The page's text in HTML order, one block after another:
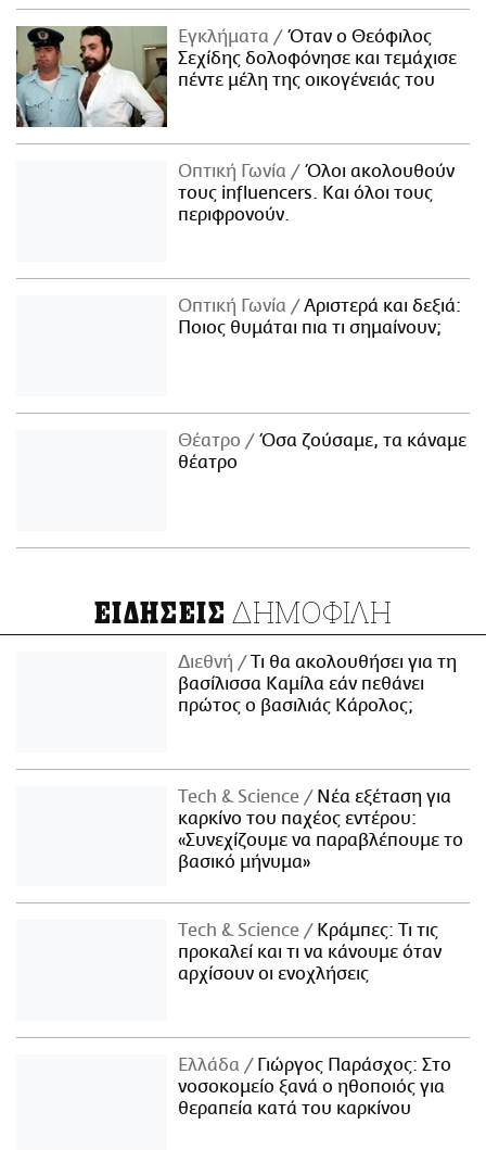
Εγκλήματα
Όταν ο Θεόφιλος
Σεχίδης δολοφόνησε και τεμάχισε
πέντε μέλη της οικογένειάς του
Οπτική Γωνία
Όλοι ακολουθούν
τους influencers. Και όλοι τους
περιφρονούν.
Οπτική Γωνία
Αριστερά και δεξιά:
Ποιος θυμάται πια τι σημαίνουν;
Θέατρο
Όσα ζούσαμε, τα κάναμε
θέατρο
ΕΙΔΗΣΕΙΣ ΔΗΜΟΦΙΛΗ
Διεθνή
Τι θα ακολουθήσει για τη
βασίλισσα Καμίλα εάν πεθάνει
πρώτος ο βασιλιάς Κάρολος;
Τech & Science
Νέα εξέταση για
καρκίνο του παχέος εντέρου:
«Συνεχίζουμε να παραβλέπουμε το
βασικό μήνυμα»
Τech & Science
Κράμπες: Τι τις
προκαλεί και τι να κάνουμε όταν
αρχίσουν οι ενοχλήσεις
Ελλάδα
Γιώργος Παράσχος: Στο
νοσοκομείο ξανά ο ηθοποιός για
θεραπεία κατά του καρκίνου